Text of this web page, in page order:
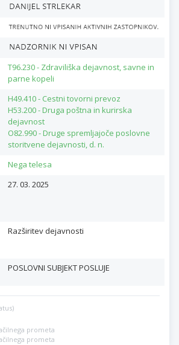
T96.230 - Zdraviliška dejavnost, savne in
parne kopeli
H49.410 - Cestni tovorni prevoz
H53.200 - Druga poštna in kurirska
dejavnost
O82.990 - Druge spremljajoče poslovne
storitvene dejavnosti, d. n.
Nega telesa
27. 03. 2025
Razširitev dejavnosti
POSLOVNI SUBJEKT POSLUJE
prometa
prometa